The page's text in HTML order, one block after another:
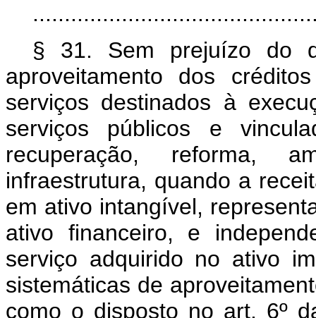
§ 31. Sem prejuízo do
aproveitamento dos
serviços destinados à
serviços públicos e
recuperação, reforma,
infraestrutura, quando a
em ativo intangível,
ativo financeiro, e
serviço adquirido no ativo
sistemáticas de
como o disposto no art. 6º